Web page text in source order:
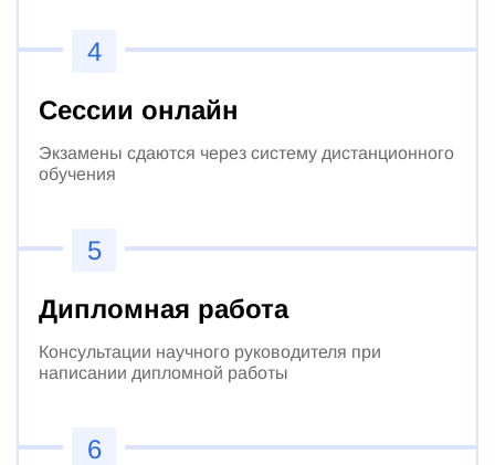
4
Сессии онлайн
Экзамены сдаются через систему дистанционного
обучения
5
Дипломная работа
Консультации научного руководителя при
написании дипломной работы
6